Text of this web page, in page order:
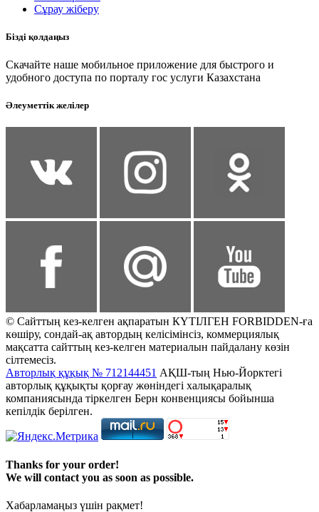
Сұрау жіберу
Бізді қолдаңыз
Скачайте наше мобильное приложение для быстрого и
удобного доступа по порталу гос услуги Казахстана
Әлеуметтік желілер
© Сайттың кез-келген ақпаратын КҮТІЛГЕН FORBIDDEN-ға
көшіру, сондай-ақ автордың келісімінсіз, коммерциялық
мақсатта сайттың кез-келген материалын пайдалану көзін
сілтемесіз.
Авторлық құқық № 712144451 АҚШ-тың Нью-Йорктегі
авторлық құқықты қорғау жөніндегі халықаралық
компаниясында тіркелген Берн конвенциясы бойынша
кепілдік берілген.
Thanks for your order!
We will contact you as soon as possible.
Хабарламаңыз үшін рақмет!